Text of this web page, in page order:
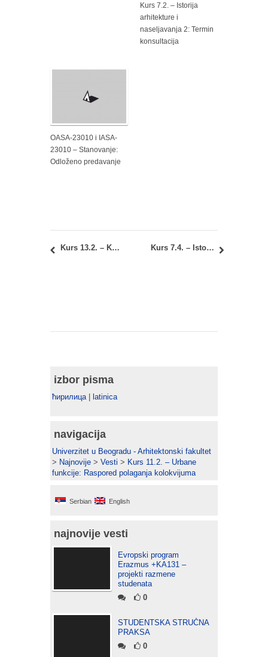
Kurs 7.2. – Istorija
arhitekture i
naseljavanja 2: Termin
konsultacija
OASA-23010 i IASA-
23010 – Stanovanje:
Odloženo predavanje
Kurs 13.2. – Konstruktivne karakteristike primenjenih materijala: Praktikum za metalne konstrukcije Kurs 7.4. – Istorija umetnosti 2: Raspored polaganja prvog kolokvijuma
izbor pisma
ћирилица| latinica
navigacija
Univerzitet u Beogradu - Arhitektonski fakultet
> Najnovije > Vesti > Kurs 11.2. – Urbane
funkcije: Raspored polaganja kolokvijuma
Serbian English
najnovije vesti
Evropski program
Erazmus +KA131 –
projekti razmene
studenata
0
STUDENTSKA STRUČNA
PRAKSA
0